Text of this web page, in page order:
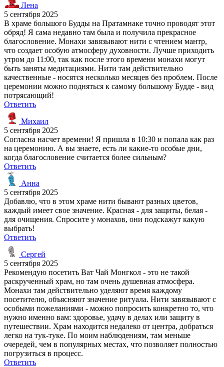
Лена
5 сентября 2025
В храме большого Будды на Пратамнаке точно проводят этот
обряд! Я сама недавно там была и получила прекрасное
благословение. Монахи завязывают нити с чтением мантр,
что создает особую атмосферу духовности. Лучше приходить
утром до 11:00, так как после этого времени монахи могут
быть заняты медитациями. Нити там действительно
качественные - носятся несколько месяцев без проблем. После
церемонии можно подняться к самому большому Будде - вид
потрясающий!
Ответить
Михаил
5 сентября 2025
Согласна насчет времени! Я пришла в 10:30 и попала как раз
на церемонию. А вы знаете, есть ли какие-то особые дни,
когда благословение считается более сильным?
Ответить
Анна
5 сентября 2025
Добавлю, что в этом храме нити бывают разных цветов,
каждый имеет свое значение. Красная - для защиты, белая -
для очищения. Спросите у монахов, они подскажут какую
выбрать!
Ответить
Сергей
5 сентября 2025
Рекомендую посетить Ват Чай Монгкол - это не такой
раскрученный храм, но там очень душевная атмосфера.
Монахи там действительно уделяют время каждому
посетителю, объясняют значение ритуала. Нити завязывают с
особыми пожеланиями - можно попросить конкретно то, что
нужно именно вам: здоровье, удачу в делах или защиту в
путешествии. Храм находится недалеко от центра, добраться
легко на тук-туке. По моим наблюдениям, там меньше
очередей, чем в популярных местах, что позволяет полностью
погрузиться в процесс.
Ответить